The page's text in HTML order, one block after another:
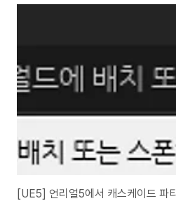
은 화면을 볼 수 있습니다. 여기에서 Log탭을
줍니다. ※ 포트에 대한 자세..
[UE5] 언리얼5에서 캐스케이드 파